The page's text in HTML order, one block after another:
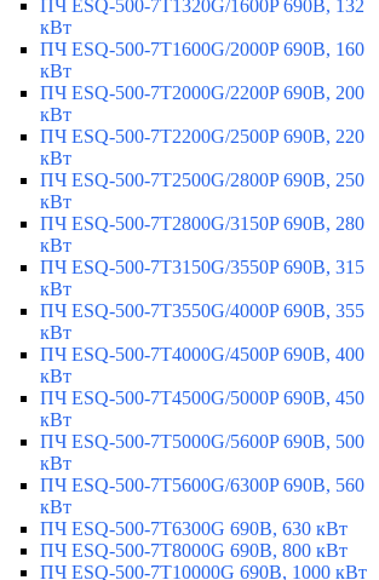
ПЧ ESQ-500-7T1320G/1600P 690В, 132
кВт
ПЧ ESQ-500-7T1600G/2000P 690В, 160
кВт
ПЧ ESQ-500-7T2000G/2200P 690В, 200
кВт
ПЧ ESQ-500-7T2200G/2500P 690В, 220
кВт
ПЧ ESQ-500-7T2500G/2800P 690В, 250
кВт
ПЧ ESQ-500-7T2800G/3150P 690В, 280
кВт
ПЧ ESQ-500-7T3150G/3550P 690В, 315
кВт
ПЧ ESQ-500-7T3550G/4000P 690В, 355
кВт
ПЧ ESQ-500-7T4000G/4500P 690В, 400
кВт
ПЧ ESQ-500-7T4500G/5000P 690В, 450
кВт
ПЧ ESQ-500-7T5000G/5600P 690В, 500
кВт
ПЧ ESQ-500-7T5600G/6300P 690В, 560
кВт
ПЧ ESQ-500-7T6300G 690В, 630 кВт
ПЧ ESQ-500-7T8000G 690В, 800 кВт
ПЧ ESQ-500-7T10000G 690В, 1000 кВт